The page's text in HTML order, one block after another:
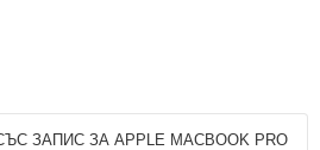
ЗАПИС ЗА APPLE MACBOOK PRO